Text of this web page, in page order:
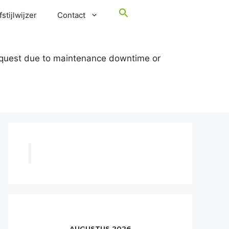
Contact
due to maintenance downtime or